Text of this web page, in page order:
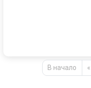
В начало «